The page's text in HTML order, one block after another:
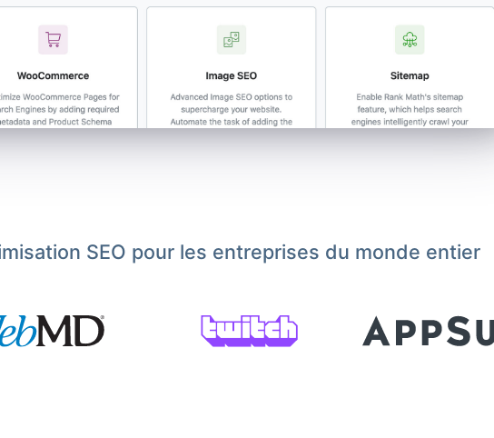
SEO pour les entreprises du monde entier